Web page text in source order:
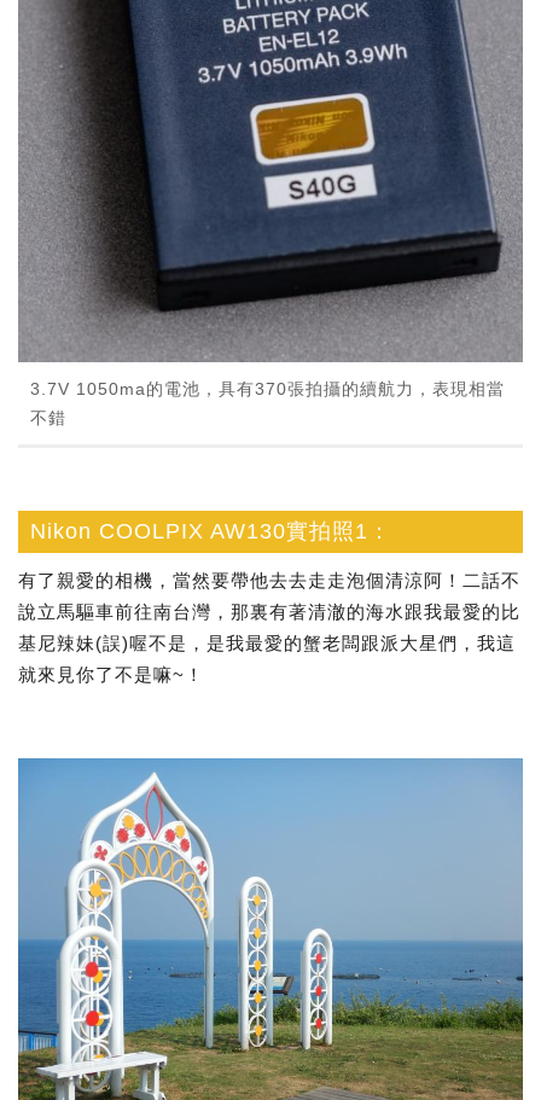
3.7V 1050ma的電池，具有370張拍攝的續航力，表現相當
不錯
Nikon COOLPIX AW130實拍照1：
有了親愛的相機，當然要帶他去去走走泡個清涼阿！二話不
說立馬驅車前往南台灣，那裏有著清澈的海水跟我最愛的比
基尼辣妹(誤)喔不是，是我最愛的蟹老闆跟派大星們，我這
就來見你了不是嘛~！